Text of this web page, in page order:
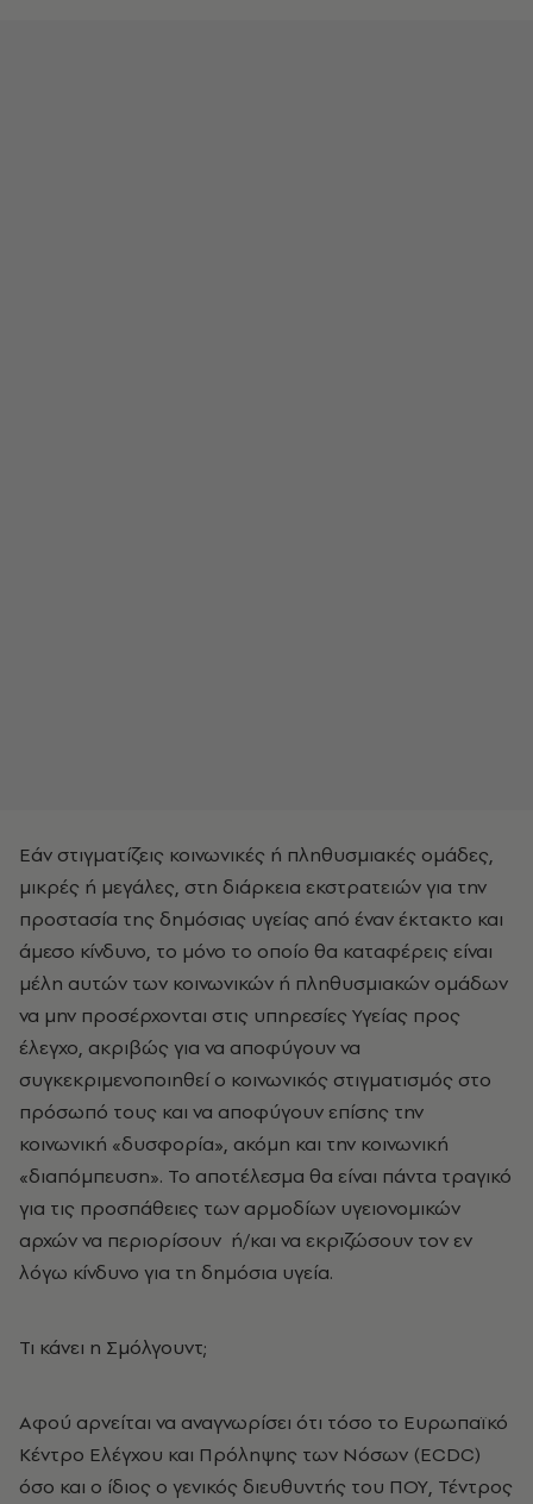
Εάν στιγματίζεις κοινωνικές ή πληθυσμιακές ομάδες,
μικρές ή μεγάλες, στη διάρκεια εκστρατειών για την
προστασία της δημόσιας υγείας από έναν έκτακτο και
άμεσο κίνδυνο, το μόνο το οποίο θα καταφέρεις είναι
μέλη αυτών των κοινωνικών ή πληθυσμιακών ομάδων
να μην προσέρχονται στις υπηρεσίες Υγείας προς
έλεγχο, ακριβώς για να αποφύγουν να
συγκεκριμενοποιηθεί ο κοινωνικός στιγματισμός στο
πρόσωπό τους και να αποφύγουν επίσης την
κοινωνική «δυσφορία», ακόμη και την κοινωνική
«διαπόμπευση». Το αποτέλεσμα θα είναι πάντα τραγικό
για τις προσπάθειες των αρμοδίων υγειονομικών
αρχών να περιορίσουν ή/και να εκριζώσουν τον εν
λόγω κίνδυνο για τη δημόσια υγεία.
Τι κάνει η Σμόλγουντ;
Αφού αρνείται να αναγνωρίσει ότι τόσο το Ευρωπαϊκό
Κέντρο Ελέγχου και Πρόληψης των Νόσων (ECDC)
όσο και ο ίδιος ο γενικός διευθυντής του ΠΟΥ, Τέντρος